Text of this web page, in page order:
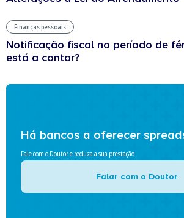
Finanças pessoais
Notificação fiscal no período de
está a contar?
Há bancos a oferecer
Fale com o Doutor e reduza a sua prestação
Falar com o Doutor